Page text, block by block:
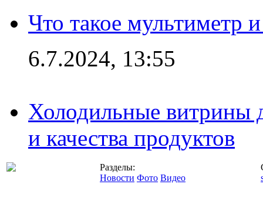
Что такое мультиметр
6.7.2024, 13:55
Холодильные витрины
и качества продуктов
Разделы:
Новости Фото Видео